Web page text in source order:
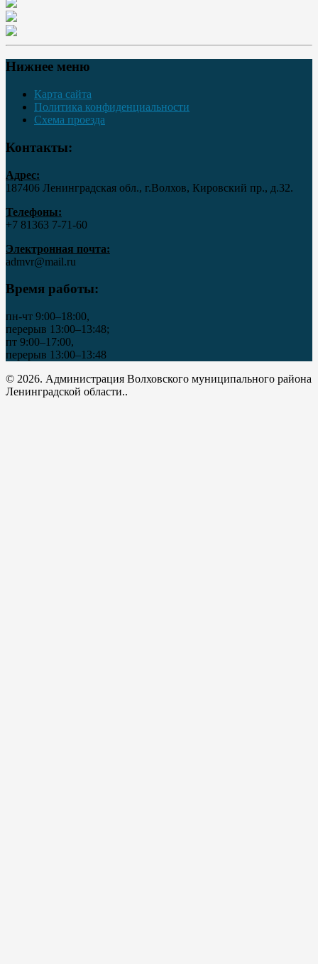
Нижнее меню
Карта сайта
Политика конфиденциальности
Схема проезда
Контакты:
Адрес:
187406 Ленинградская обл., г.Волхов, Кировский пр., д.32.
Телефоны:
+7 81363 7‑71-60
Электронная почта:
admvr@mail.ru
Время работы:
пн-чт 9:00–18:00,
перерыв 13:00–13:48;
пт 9:00–17:00,
перерыв 13:00–13:48
© 2026. Администрация Волховского муниципального района
Ленинградской области..